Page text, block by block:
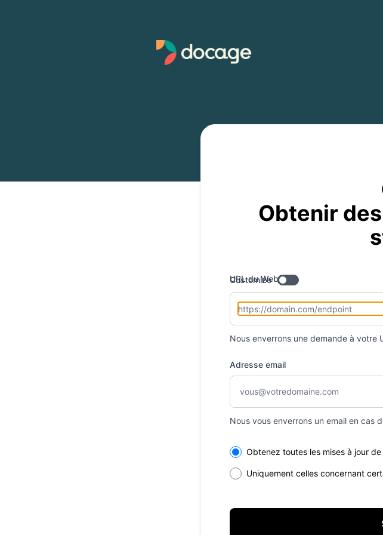
Obtenir
URL du Webhook
Customize
Nous enverrons une demande à votre
Adresse email
Nous vous enverrons un email en cas
Select the components you want to
Obtenez toutes les mises à jour
Uniquement celles concernant